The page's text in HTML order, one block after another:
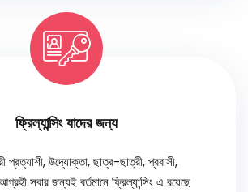
ফ্রিল্যান্সিং যাদের জন্য
প্রত্যাশী, উদ্যোক্তা, ছাত্র-ছাত্রী, প্রবাসী,
সবার জন্যই বর্তমানে ফ্রিল্যান্সিং এ রয়েছে